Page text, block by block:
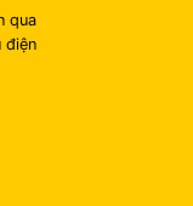
qua
điện